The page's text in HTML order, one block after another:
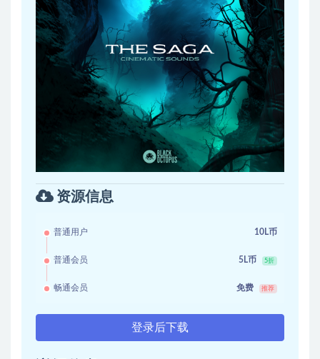
资源信息
普通用户 10L币
普通会员 5L币 5折
畅通会员 免费 推荐
登录后下载